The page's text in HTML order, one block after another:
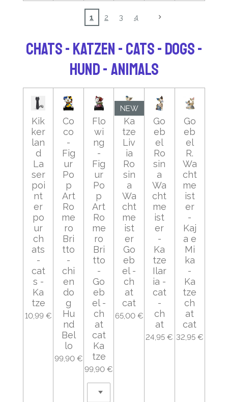
1 2 3 4
CHATS - KATZEN - CATS - DOGS -
HUND - ANIMALS
Kik
ker
lan
d
La
ser
poi
nt
er
po
ur
ch
ats
-
cat
s -
Ka
tze
10,99 €
Co
co
-
Fig
ur
Po
p
Art
Ro
me
ro
Bri
tto
-
chi
en
do
g
Hu
nd
Bel
lo
99,90 €
Flo
wi
ng
-
Fig
ur
Po
p
Art
Ro
me
ro
Bri
tto
-
Go
eb
el -
ch
at
cat
Ka
tze
99,90 €
NEW
Ka
tze
Liv
ia
Ro
sin
a
Wa
cht
me
ist
er
Go
eb
el -
ch
at
cat
65,00 €
Go
eb
el
Ro
sin
a
Wa
cht
me
ist
er
-
Ka
tze
Ilar
ia -
cat
-
ch
at
24,95 €
Go
eb
el
R.
Wa
cht
me
ist
er
-
Kaj
a e
Mi
ka
-
Ka
tze
ch
at
cat
32,95 €